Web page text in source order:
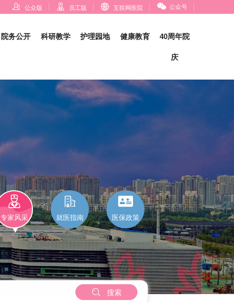
 公众版  员工版  互联网医院  公众号
院务公开 科研教学 护理园地 健康教育 40周年院
庆
 搜索

专家风采

就医指南

医保政策